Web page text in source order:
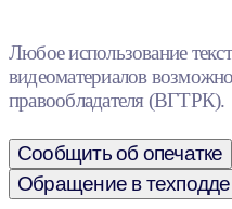
Любое использование
видеоматериалов
правообладателя (ВГТРК).
Сообщить об опечатке
Обращение в